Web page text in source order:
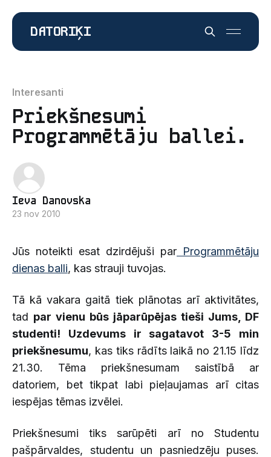
DATORIĶI
Interesanti
Priekšnesumi
Programmētāju ballei.
Ieva Danovska
23 nov 2010
Jūs noteikti esat dzirdējuši par Programmētāju
dienas balli, kas strauji tuvojas.
Tā kā vakara gaitā tiek plānotas arī aktivitātes,
tad par vienu būs jāparūpējas tieši Jums, DF
studenti! Uzdevums ir sagatavot 3-5 min
priekšnesumu, kas tiks rādīts laikā no 21.15 līdz
21.30. Tēma priekšnesumam saistībā ar
datoriem, bet tikpat labi pieļaujamas arī citas
iespējas tēmas izvēlei.
Priekšnesumi tiks sarūpēti arī no Studentu
pašpārvaldes, studentu un pasniedzēju puses.